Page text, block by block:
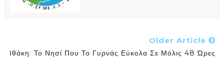
Older Article
Ιθάκη: Το Νησί Που Το Γυρνάς Εύκολα Σε Μόλις 48 Ώρες